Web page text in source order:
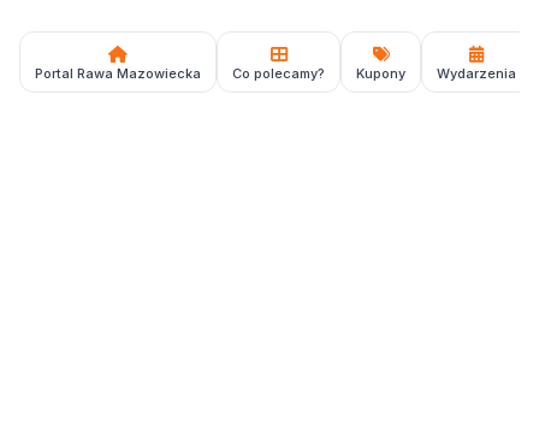
Portal Rawa Mazowiecka Co polecamy? Kupony Wydarzenia